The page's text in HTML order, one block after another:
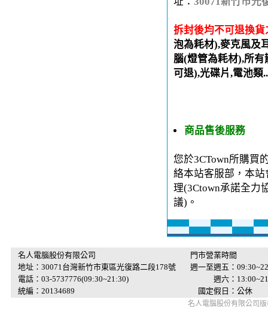
拆封後均不可退換
泡為耗材),麥克風及
腦(燈管為耗材),所
可退),光碟片,電池類
商品售後服務
您於3CTown所購買
絡本站客服部，本
理(3Ctown承諾全力
議)。
名人電腦股份有限公司
地址：30071台灣新竹市東區光復路二段178號
電話：03-5737776(09:30~21:30)
統編：20134689
門市營業時間
週一至週五：
週六：
國定假日：公休
名人電腦股份有限公司版